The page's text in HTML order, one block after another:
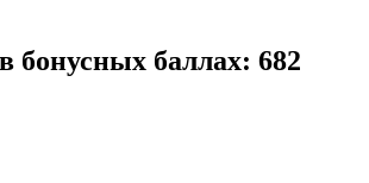
бонусных баллах: 682